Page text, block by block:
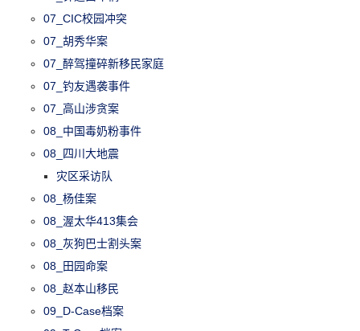
07_CIC校园冲突
07_胡秀华案
07_醉驾撞碎新移民家庭
07_钓友遇袭事件
07_高山涉贪案
08_中国毒奶粉事件
08_四川大地震
灾区采访队
08_杨佳案
08_渥太华413集会
08_灰狗巴士割头案
08_田园命案
08_赵本山移民
09_D-Case档案